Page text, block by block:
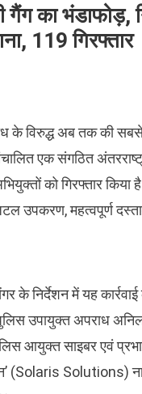
का भंडाफोड़,
119 गिरफ्तार
अब तक की सबसे
एक संगठित
को गिरफ्तार
उपकरण, महत्वपूर्ण
निर्देशन में यह
उपायुक्त अपराध
आयुक्त साइबर एवं
(Solaris